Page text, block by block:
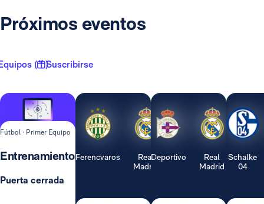
Próximos eventos
( 1 )Suscribirse
Fútbol · Primer Equipo
Entrenamiento
Puerta cerrada
Ferencvaros
Real
Madrid
Deportivo
Real
Madrid
Schalke
04